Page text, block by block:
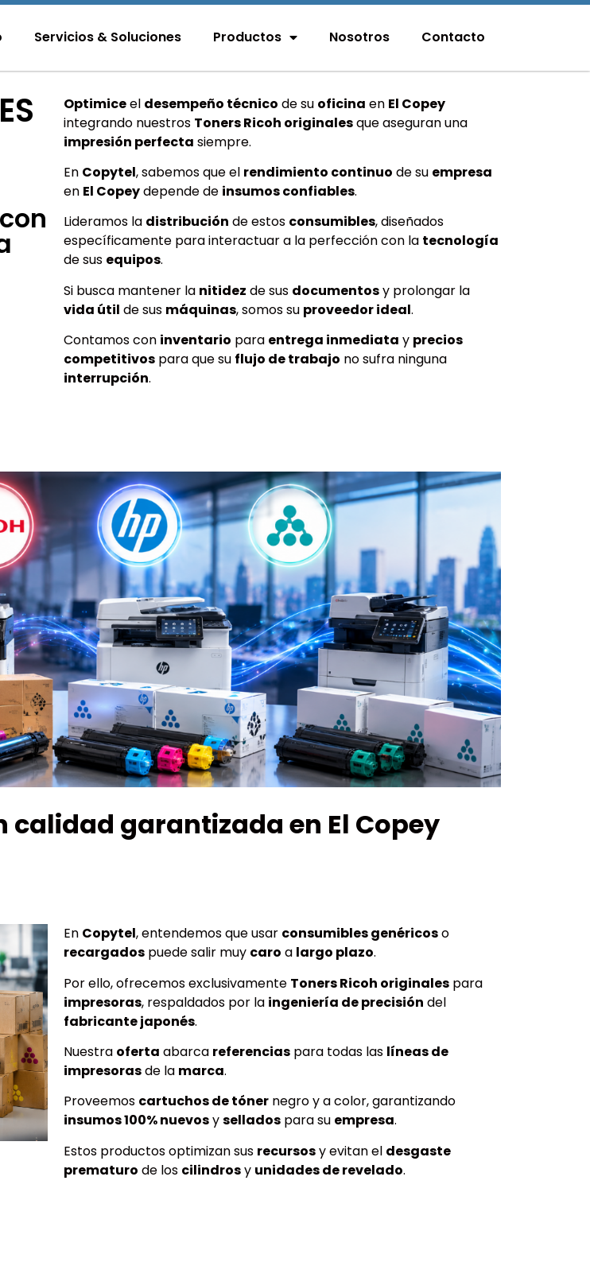
Servicios & Soluciones Productos Nosotros Contacto
Optimiceel desempeño técnico de su oficina en El Copey
integrando nuestros Toners Ricoh originalesque aseguran una
impresión perfecta siempre.
En Copytel, sabemos que el rendimiento continuo de su empresa
en El Copeydepende de insumos confiables.
Lideramos la distribución de estos consumibles, diseñados
específicamente para interactuar a la perfección con la tecnología
de sus equipos.
Si busca mantener la nitidez de sus documentosy prolongar la
vida útil de sus máquinas, somos su proveedor ideal.
Contamos con inventario para entrega inmediata y precios
competitivos para que su flujo de trabajo no sufra ninguna
interrupción.
garantizada en El Copey
En Copytel, entendemos que usar consumibles genéricoso
recargados puede salir muy caro a largo plazo.
Por ello, ofrecemos exclusivamente Toners Ricoh originales para
impresoras, respaldados por la ingeniería de precisión del
fabricante japonés.
Nuestra oferta abarca referencias para todas las líneas de
impresorasde la marca.
Proveemos cartuchos de tóner negro y a color, garantizando
insumos 100% nuevosysellados para su empresa.
Estos productos optimizan sus recursosy evitan el desgaste
prematuro de los cilindrosy unidades de revelado.